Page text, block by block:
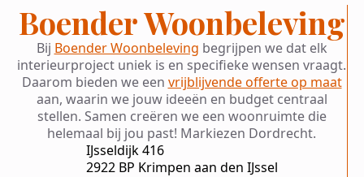
Boender Woonbeleving
Bij Boender Woonbeleving begrijpen we dat elk
interieurproject uniek is en specifieke wensen vraagt.
Daarom bieden we een vrijblijvende offerte op maat
aan, waarin we jouw ideeën en budget centraal
stellen. Samen creëren we een woonruimte die
helemaal bij jou past! Markiezen Dordrecht.
IJsseldijk 416
2922 BP Krimpen aan den IJssel